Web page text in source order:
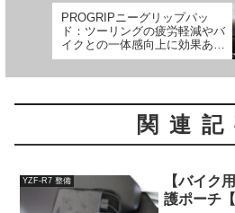
PROGRIPニーグリップパッ
ド：ツーリングの疲労軽減やバ
イクとの一体感向上に効果あり
【YZF-R7】
関連記
YZF-R7 整備
【バイク
護ポーチ